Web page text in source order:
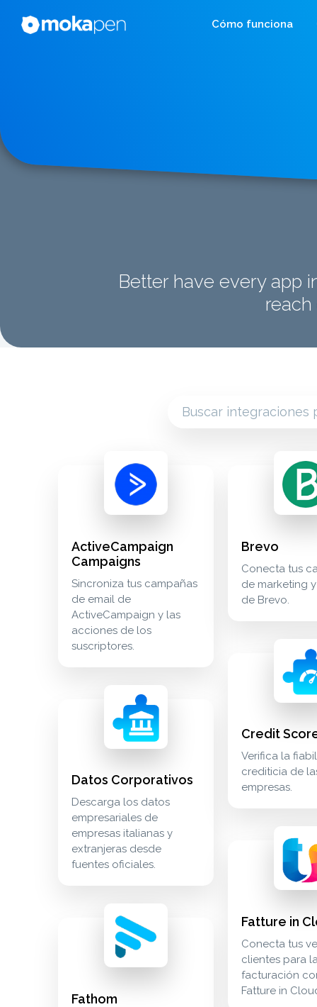
Cómo funciona
Better have every app
activecampaign campaigns sincroniza tus
ActiveCampaign
Campaigns
Sincroniza tus campañas
de email de
ActiveCampaign y las
acciones de los
suscriptores.
brevo conecta
Brevo
Conecta tus
de marketing
de Brevo.
datos corporativos descarga los datos
Datos Corporativos
Descarga los datos
empresariales de
empresas italianas y
extranjeras desde
fuentes oficiales.
credit score
Credit
Verifica la
crediticia de
empresas.
fathom save fathom meeting transcripts as
Fathom
fatture in cloud
finance_invoicing
Fatture in
Conecta tus
clientes para
facturación
Fatture in